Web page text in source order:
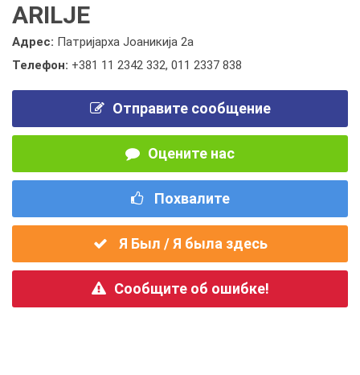
ARILJE
Адрес: Патријарха Јоаникија 2а
Телефон: +381 11 2342 332, 011 2337 838
Отправите сообщение
Оцените нас
Похвалите
Я Был / Я была здесь
Сообщите об ошибке!